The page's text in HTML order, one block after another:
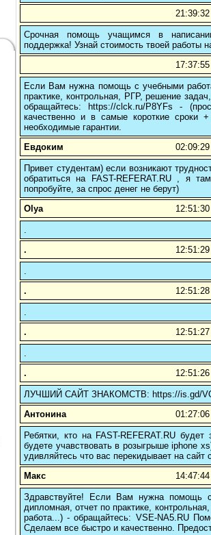
Срочная помощь учащимся в
поддержка! Узнай стоимость твоей работы
Если Вам нужна помощь с учебными
практике, контрольная, РГР, решение
обращайтесь: https://clck.ru/P8YFs -
качественно и в самые короткие сроки
необходимые гарантии.
Евдоким
Привет студентам) если возникают
обратиться на FAST-REFERAT.RU , я
попробуйте, за спрос денег не берут)
Olya
.
.
.
.
.
.
.
.
ЛУЧШИЙ САЙТ ЗНАКОМСТВ: https://is.gd/
Антонина
Ребятки, кто на FAST-REFERAT.RU
будете учавствовать в розыгрыше iphone
удивляйтесь что вас перекидывает на
Макс
Здравствуйте! Если Вам нужна помощь
дипломная, отчет по практике,
работа...) - обращайтесь: VSE-NA5.RU
Сделаем все быстро и качественно.